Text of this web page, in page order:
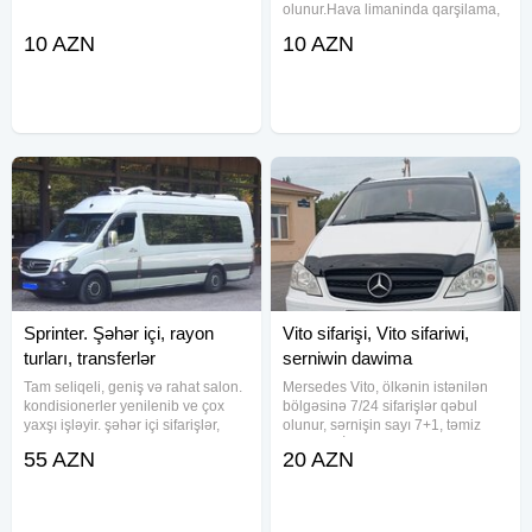
10 AZN
olunur.Hava limaninda qarşilama,
ve mawin serviz xidmeti
10 AZN
Sprinter. Şəhər içi, rayon
turları, transferlər
Tam seliqeli, geniş və rahat salon.
kondisionerler yenilenib ve çox
yaxşı işləyir. şəhər içi sifarişlər,
transfer sifarişləri qəbul olunur.
55 AZN
Vito sifarişi, Vito sifariwi,
serniwin dawima
Mersedes Vito, ölkənin istənilən
bölgəsinə 7/24 sifarişlər qəbul
olunur, sərnişin sayı 7+1, təmiz
manitor, geniş salon, geniş baqaj,
20 AZN